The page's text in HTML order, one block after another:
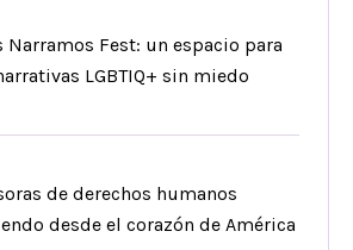
Narramos Fest: un espacio para
LGBTIQ+ sin miedo
de derechos humanos
desde el corazón de América